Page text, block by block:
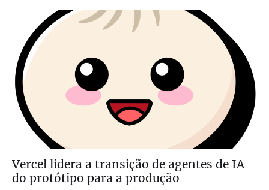
Vercel lidera a transição de agentes de IA
do protótipo para a produção